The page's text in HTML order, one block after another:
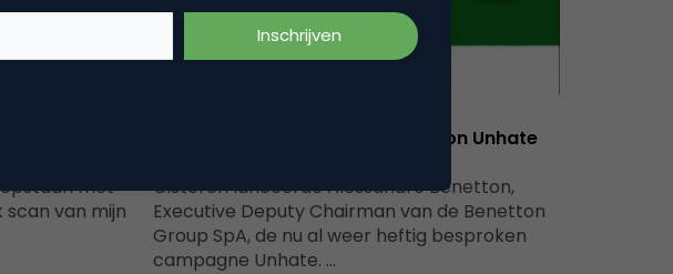
je
met
scan van mijn
It starts with a Kiss – The Benetton Unhate
Gisteren lanceerde Alessandro Benetton,
Executive Deputy Chairman van de Benetton
Group SpA, de nu al weer heftig besproken
campagne Unhate. …